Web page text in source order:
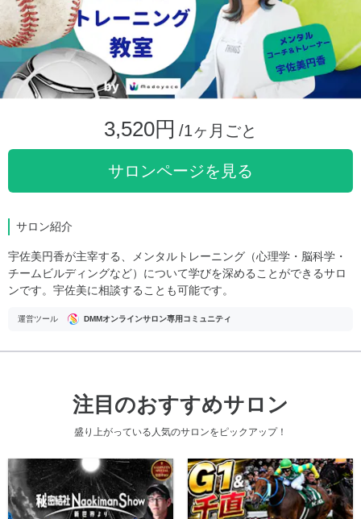
3,520円 /1ヶ月ごと
サロンページを見る
サロン紹介
宇佐美円香が主宰する、メンタルトレーニング（心理学・脳科学・
チームビルディングなど）について学びを深めることができるサロ
ンです。宇佐美に相談することも可能です。
運営ツール DMMオンラインサロン専用コミュニティ
注目のおすすめサロン
盛り上がっている人気のサロンをピックアップ！